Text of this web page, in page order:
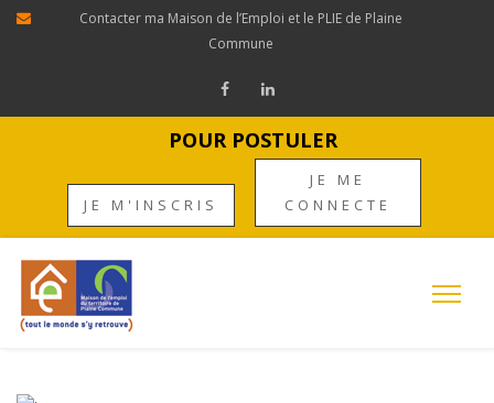
Contacter ma Maison de l’Emploi et le PLIE de Plaine
Commune
POUR POSTULER
JE M'INSCRIS
JE ME
CONNECTE